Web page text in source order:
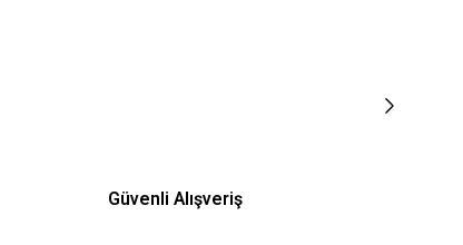
Güvenli Alışveriş